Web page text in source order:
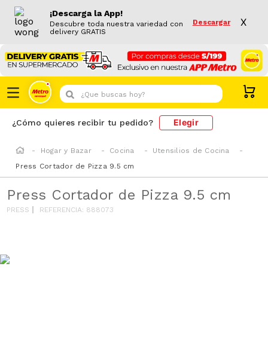
¡Descarga la App!
Descubre toda nuestra variedad con
delivery GRATIS
Descargar X
¿Que buscas hoy?
¿Cómo quieres recibir tu pedido? Elegir
Hogar y Bazar Cocina
Utensilios de Cocina
Press Cortador de Pizza 9.5 cm
Press Cortador de Pizza 9.5 cm
PRESS REFERENCIA: 888073